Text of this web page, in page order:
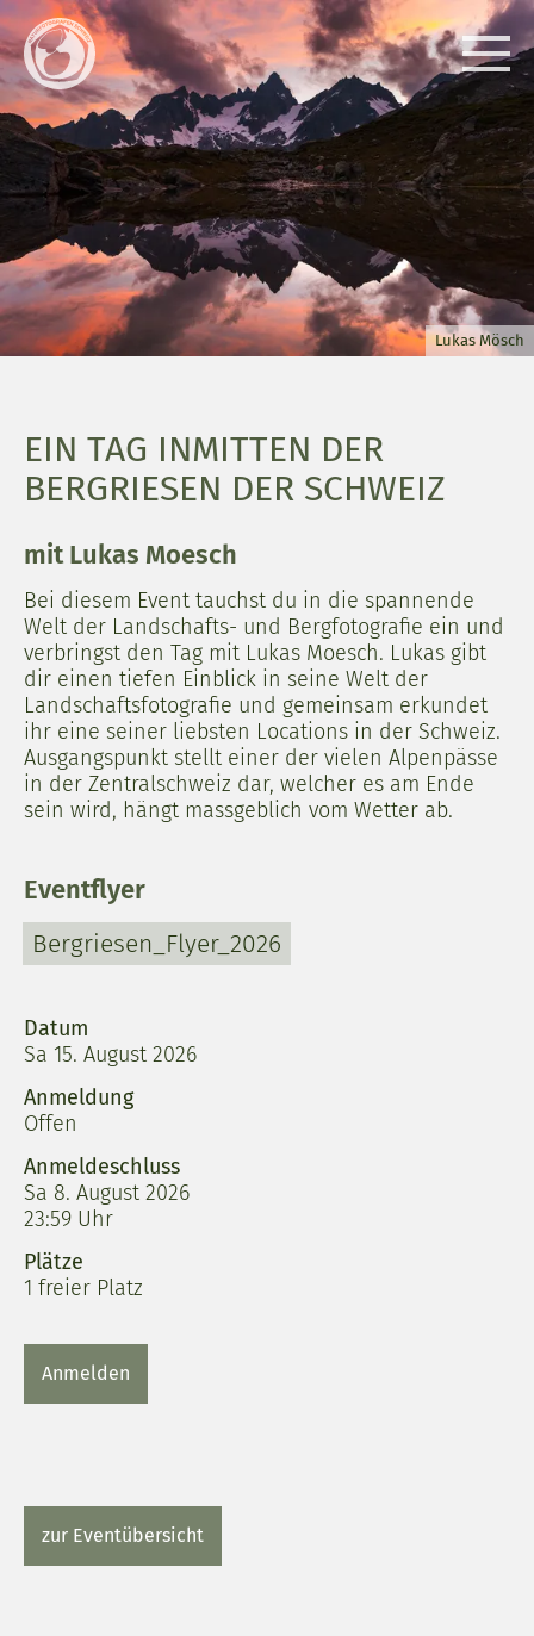
Lukas Mösch
EIN TAG INMITTEN DER
BERGRIESEN DER SCHWEIZ
mit Lukas Moesch
Bei diesem Event tauchst du in die spannende
Welt der Landschafts- und Bergfotografie ein und
verbringst den Tag mit Lukas Moesch. Lukas gibt
dir einen tiefen Einblick in seine Welt der
Landschaftsfotografie und gemeinsam erkundet
ihr eine seiner liebsten Locations in der Schweiz.
Ausgangspunkt stellt einer der vielen Alpenpässe
in der Zentralschweiz dar, welcher es am Ende
sein wird, hängt massgeblich vom Wetter ab.
Eventflyer
Bergriesen_Flyer_2026
Datum
Sa 15. August 2026
Anmeldung
Offen
Anmeldeschluss
Sa 8. August 2026
23:59 Uhr
Plätze
1 freier Platz
Anmelden
zur Eventübersicht